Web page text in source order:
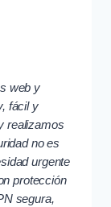
web y
fácil y
realizamos
no es
urgente
protección
segura,